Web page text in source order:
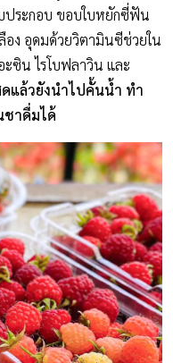
ประกอบ ขอบใบหยักซี่ฟัน
อง อุดมด้วยวิตามินซีช่วยใน
ซิน ไรโบฟลาวิน และ
แล้วยังนำไปคั้นน้ำ ทำ
าดื่มได้